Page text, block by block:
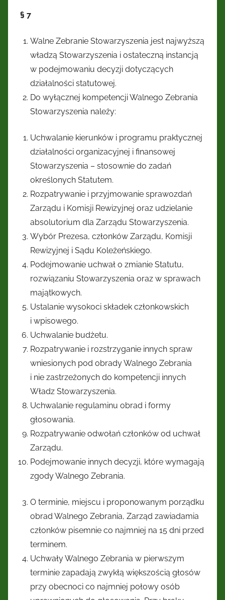
§ 7
Walne Zebranie Stowarzyszenia jest najwyższą
władzą Stowarzyszenia i ostateczną instancją
w podejmowaniu decyzji dotyczących
działalności statutowej.
Do wyłącznej kompetencji Walnego Zebrania
Stowarzyszenia należy:
Uchwalanie kierunków i programu praktycznej
działalności organizacyjnej i finansowej
Stowarzyszenia – stosownie do zadań
określonych Statutem.
Rozpatrywanie i przyjmowanie sprawozdań
Zarządu i Komisji Rewizyjnej oraz udzielanie
absolutorium dla Zarządu Stowarzyszenia.
Wybór Prezesa, członków Zarządu, Komisji
Rewizyjnej i Sądu Koleżeńskiego.
Podejmowanie uchwał o zmianie Statutu,
rozwiązaniu Stowarzyszenia oraz w sprawach
majątkowych.
Ustalanie wysokoci składek członkowskich
i wpisowego.
Uchwalanie budżetu.
Rozpatrywanie i rozstrzyganie innych spraw
wniesionych pod obrady Walnego Zebrania
i nie zastrzeżonych do kompetencji innych
Władz Stowarzyszenia.
Uchwalanie regulaminu obrad i formy
głosowania.
Rozpatrywanie odwołań członków od uchwał
Zarządu.
Podejmowanie innych decyzji, które wymagają
zgody Walnego Zebrania.
O terminie, miejscu i proponowanym porządku
obrad Walnego Zebrania, Zarząd zawiadamia
członków pisemnie co najmniej na 15 dni przed
terminem.
Uchwały Walnego Zebrania w pierwszym
terminie zapadają zwykłą większością głosów
przy obecnoci co najmniej połowy osób